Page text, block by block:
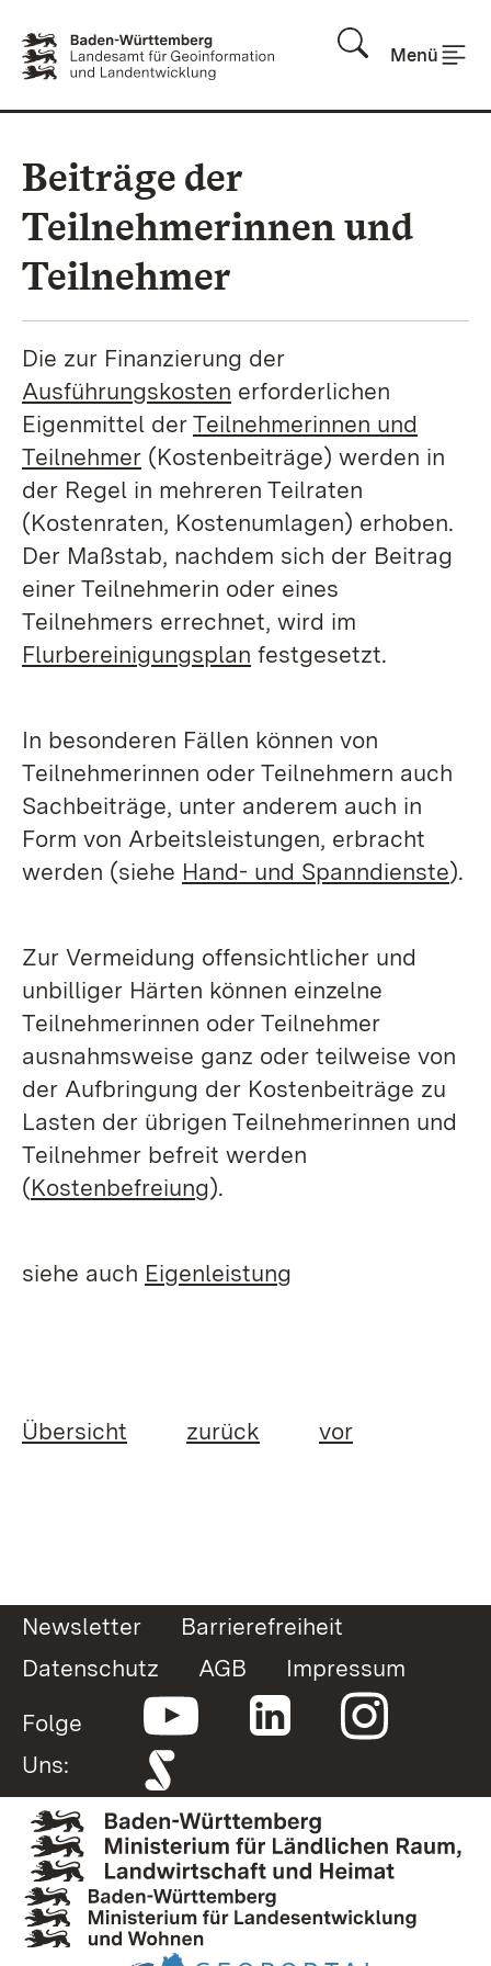
Menü
Beiträge der
Teilnehmerinnen und
Teilnehmer
Die zur Finanzierung der
Ausführungskosten erforderlichen
Eigenmittel derTeilnehmerinnen und
Teilnehmer (Kostenbeiträge) werden in
der Regel in mehreren Teilraten
(Kostenraten, Kostenumlagen) erhoben.
Der Maßstab, nachdem sich der Beitrag
einer Teilnehmerin oder eines
Teilnehmers errechnet, wird im
Flurbereinigungsplan festgesetzt.
In besonderen Fällen können von
Teilnehmerinnen oder Teilnehmern auch
Sachbeiträge, unter anderem auch in
Form von Arbeitsleistungen, erbracht
werden (siehe Hand- und Spanndienste).
Zur Vermeidung offensichtlicher und
unbilliger Härten können einzelne
Teilnehmerinnen oder Teilnehmer
ausnahmsweise ganz oder teilweise von
der Aufbringung der Kostenbeiträge zu
Lasten der übrigen Teilnehmerinnen und
Teilnehmer befreit werden
(Kostenbefreiung).
siehe auch Eigenleistung
Übersicht zurück vor
Newsletter
Barrierefreiheit
Datenschutz
AGB
Impressum
Folge
Uns: